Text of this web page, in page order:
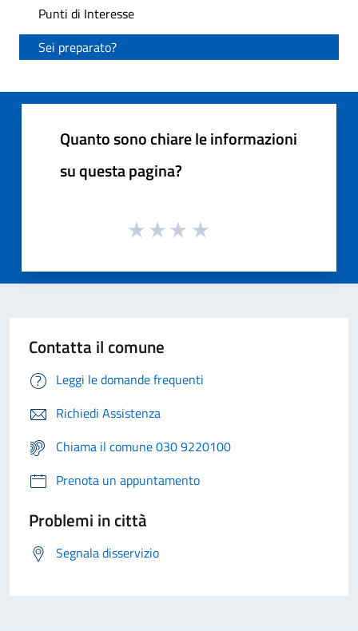
Punti di Interesse
Sei preparato?
Quanto sono chiare le informazioni
su questa pagina?
Contatta il comune
Leggi le domande frequenti
Richiedi Assistenza
Chiama il comune 030 9220100
Prenota un appuntamento
Problemi in città
Segnala disservizio